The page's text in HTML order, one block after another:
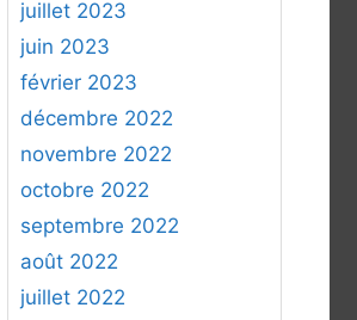
juillet 2023
juin 2023
février 2023
décembre 2022
novembre 2022
octobre 2022
septembre 2022
août 2022
juillet 2022